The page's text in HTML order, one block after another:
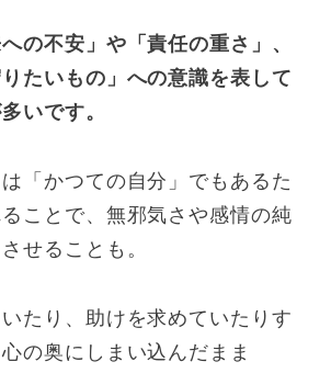
の不安」や「責任の重さ」、
たいもの」への意識を表して
いです。
「かつての自分」でもあるた
ことで、無邪気さや感情の純
せることも。
たり、助けを求めていたりす
の奥にしまい込んだまま